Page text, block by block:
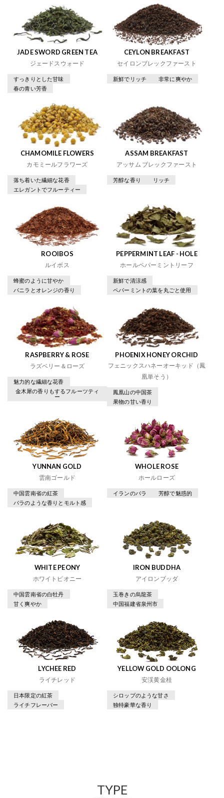
JADE SWORD GREEN TEA
ジェードスウォード
すっきりとした甘味
春の青い芳香
CEYLON BREAKFAST
セイロンブレックファースト
新鮮でリッチ 非常に爽やか
CHAMOMILE FLOWERS
カモミールフラワーズ
落ち着いた繊細な花香
エレガントでフルーティー
ASSAM BREAKFAST
アッサム ブレックファースト
芳醇な香り リッチ
ROOIBOS
ルイボス
蜂蜜のように甘やか
バニラとオレンジの香り
PEPPERMINT LEAF - HOLE
ホールペパーミントリーフ
新鮮で清涼感
ペパーミントの葉を丸ごと使用
RASPBERRY & ROSE
ラズベリー＆ローズ
魅力的な繊細な花香
金木犀の香りもするフルーツティ
ー
PHOENIX HONEY ORCHID
フェニックスハネーオーキッド（鳳
凰単そう）
鳳凰山の中国茶
果物の甘い香り
YUNNAN GOLD
雲南ゴールド
中国雲南省の紅茶
バラのような香りとモルト感
WHOLE ROSE
ホールローズ
イランのバラ 芳醇で魅惑的
WHITE PEONY
ホワイトピオニー
中国雲南省の白牡丹
甘く爽やか
IRON BUDDHA
アイロンブッダ
玉巻きの烏龍茶
中国福建省泉州市
LYCHEE RED
ライチレッド
日本限定の紅茶
ライチフレーバー
YELLOW GOLD OOLONG
安渓黄金桂
シロップのような甘さ
独特豪華な香り
TYPE